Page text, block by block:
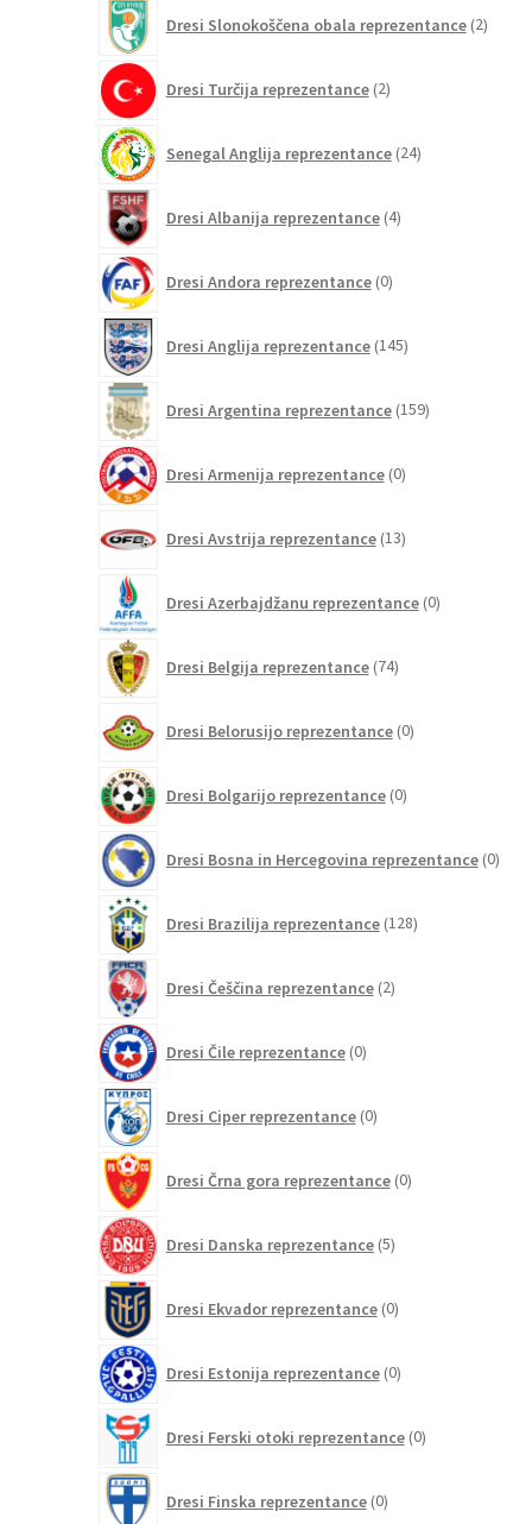
Dresi Slonokoščena obala reprezentance 2izdelka
Dresi Turčija reprezentance 2izdelka
Senegal Anglija reprezentance 24izdelkov
Dresi Albanija reprezentance 4izdelki
Dresi Andora reprezentance 0izdelkov
Dresi Anglija reprezentance 145izdelkov
Dresi Argentina reprezentance 159izdelkov
Dresi Armenija reprezentance 0izdelkov
Dresi Avstrija reprezentance 13izdelkov
Dresi Azerbajdžanu reprezentance 0izdelkov
Dresi Belgija reprezentance 74izdelkov
Dresi Belorusijo reprezentance 0izdelkov
Dresi Bolgarijo reprezentance 0izdelkov
Dresi Bosna in Hercegovina reprezentance 0
Dresi Brazilija reprezentance 128izdelkov
Dresi Češčina reprezentance 2izdelka
Dresi Čile reprezentance 0izdelkov
Dresi Ciper reprezentance 0izdelkov
Dresi Črna gora reprezentance 0izdelkov
Dresi Danska reprezentance 5izdelkov
Dresi Ekvador reprezentance 0izdelkov
Dresi Estonija reprezentance 0izdelkov
Dresi Ferski otoki reprezentance 0izdelkov
Dresi Finska reprezentance 0izdelkov